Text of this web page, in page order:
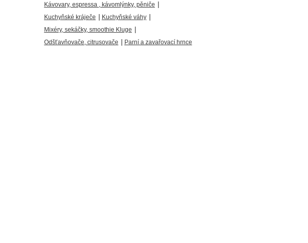
Kávovary, espressa , kávomlýnky, pěniče |
Kuchyňské kráječe | Kuchyňské váhy |
Mixéry, sekáčky, smoothie Kluge |
Odšťavňovače, citrusovače | Parní a zavařovací hrnce